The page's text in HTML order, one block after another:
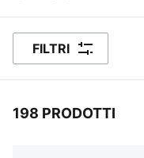
FILTRI
198 PRODOTTI